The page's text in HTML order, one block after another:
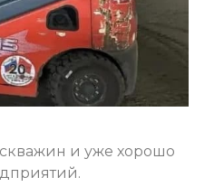
и уже хорошо